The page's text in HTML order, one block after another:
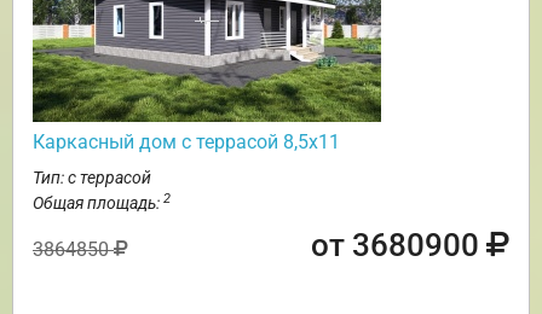
Каркасный дом с террасой 8,5х11
Тип: с террасой
Общая площадь: 2
3864850 от 3680900